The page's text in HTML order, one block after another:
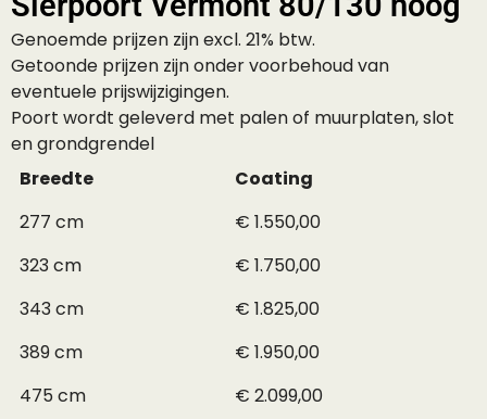
Genoemde prijzen zijn excl. 21% btw.
Getoonde prijzen zijn onder voorbehoud van
eventuele prijswijzigingen.
Poort wordt geleverd met palen of muurplaten, slot
en grondgrendel
Breedte
Coating
277 cm
€ 1.550,00
323 cm
€ 1.750,00
343 cm
€ 1.825,00
389 cm
€ 1.950,00
475 cm
€ 2.099,00